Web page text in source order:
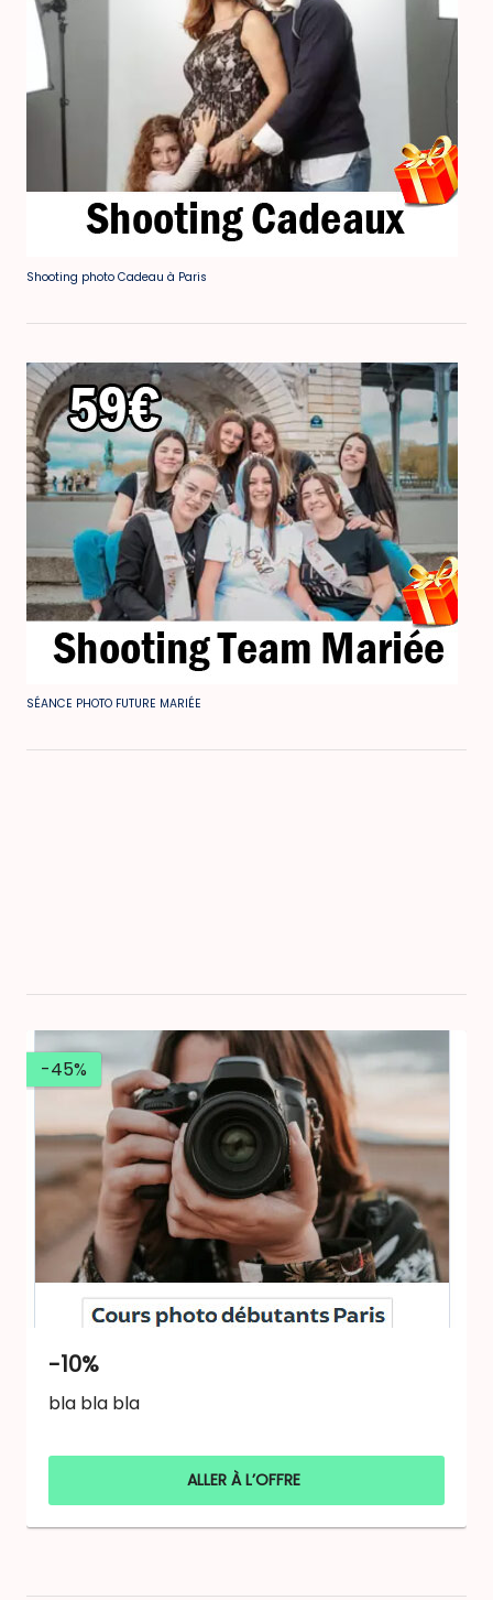
Shooting photo Cadeau à Paris
SÉANCE PHOTO FUTURE MARIÉE
-45%
-10%
bla bla bla
ALLER À L’OFFRE